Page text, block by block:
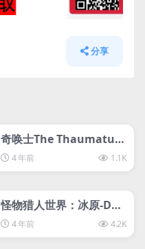
分享
奇唤士The Thaumaturg
e 奇幻士
4 年前 1.1K
svip专属
怪物猎人世界：冰原-D加
密 4 年前 4.2K